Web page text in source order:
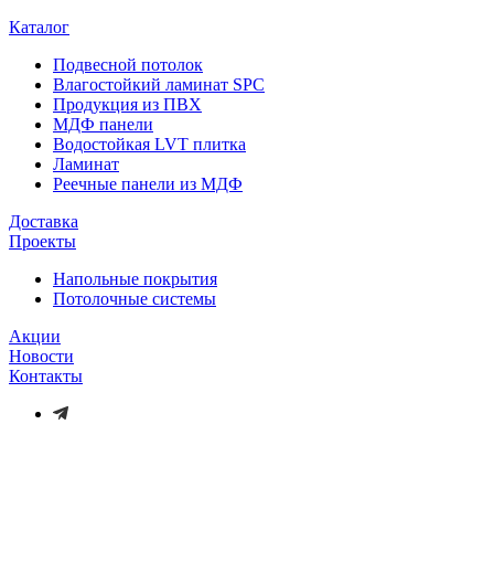
Каталог
Подвесной потолок
Влагостойкий ламинат SPC
Продукция из ПВХ
МДФ панели
Водостойкая LVT плитка
Ламинат
Реечные панели из МДФ
Доставка
Проекты
Напольные покрытия
Потолочные системы
Акции
Новости
Контакты